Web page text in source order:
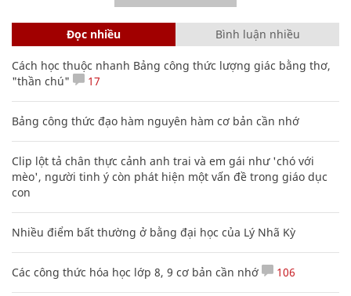
Đọc nhiều Bình luận nhiều
Cách học thuộc nhanh Bảng công thức lượng giác bằng thơ,
"thần chú"
17
Bảng công thức đạo hàm nguyên hàm cơ bản cần nhớ
Clip lột tả chân thực cảnh anh trai và em gái như 'chó với
mèo', người tinh ý còn phát hiện một vấn đề trong giáo dục
con
Nhiều điểm bất thường ở bằng đại học của Lý Nhã Kỳ
Các công thức hóa học lớp 8, 9 cơ bản cần nhớ 106